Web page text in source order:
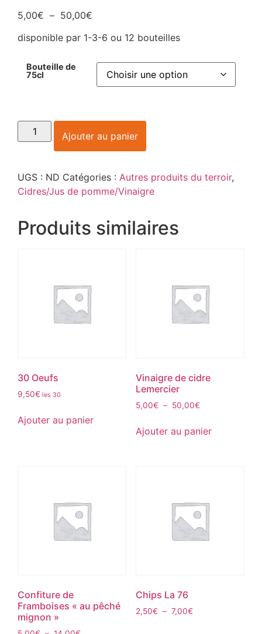
5,00€ – 50,00€
disponible par 1-3-6 ou 12 bouteilles
Bouteille de
75cl
Ajouter au panier
UGS : ND Catégories : Autres produits du terroir,
Cidres/Jus de pomme/Vinaigre
Produits similaires
30 Oeufs
9,50€ les 30
Ajouter au panier
Vinaigre de cidre
Lemercier
5,00€ – 50,00€
Ajouter au panier
Confiture de
Framboises « au pêché
mignon »
Chips La 76
2,50€ – 7,00€